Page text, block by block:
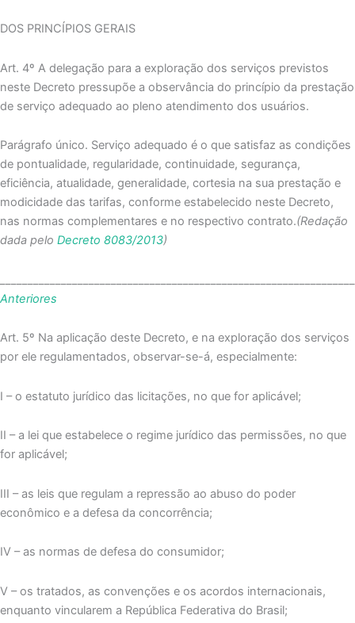
DOS PRINCÍPIOS GERAIS
Art. 4º A delegação para a exploração dos serviços previstos
neste Decreto pressupõe a observância do princípio da prestação
de serviço adequado ao pleno atendimento dos usuários.
Parágrafo único. Serviço adequado é o que satisfaz as condições
de pontualidade, regularidade, continuidade, segurança,
eficiência, atualidade, generalidade, cortesia na sua prestação e
modicidade das tarifas, conforme estabelecido neste Decreto,
nas normas complementares e no respectivo contrato.(Redação
dada pelo Decreto 8083/2013)
Anteriores
Art. 5º Na aplicação deste Decreto, e na exploração dos serviços
por ele regulamentados, observar-se-á, especialmente:
I – o estatuto jurídico das licitações, no que for aplicável;
II – a lei que estabelece o regime jurídico das permissões, no que
for aplicável;
III – as leis que regulam a repressão ao abuso do poder
econômico e a defesa da concorrência;
IV – as normas de defesa do consumidor;
V – os tratados, as convenções e os acordos internacionais,
enquanto vincularem a República Federativa do Brasil;